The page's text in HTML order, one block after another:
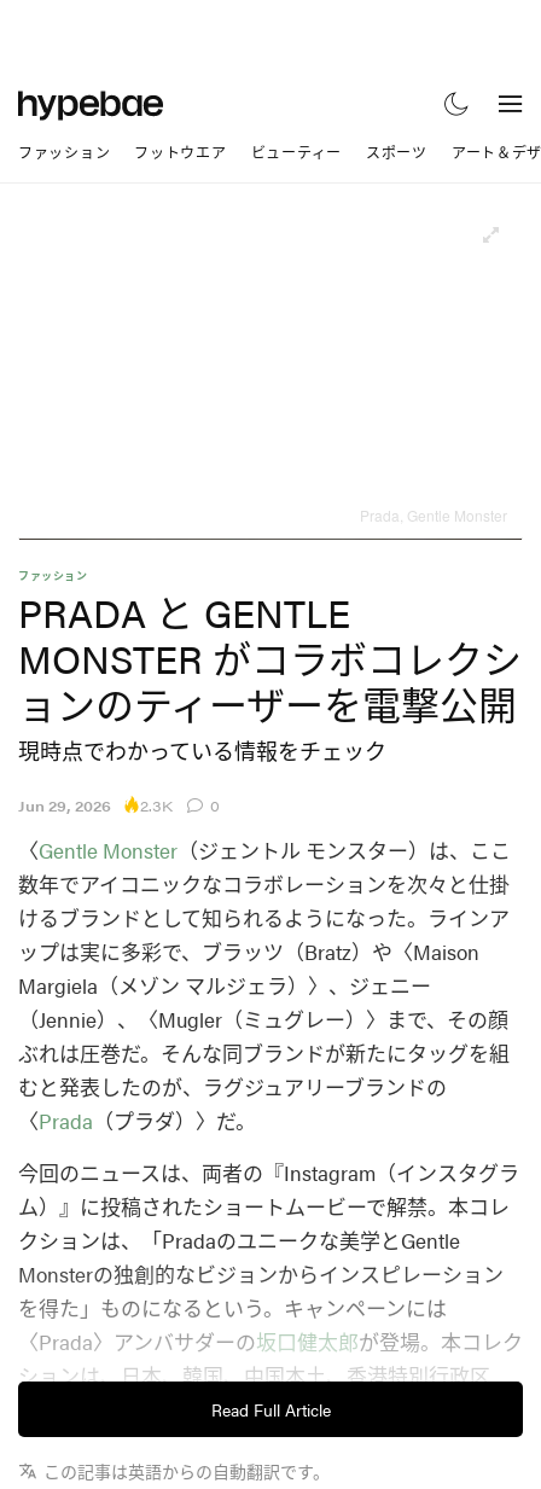
ファッション フットウエア ビューティー スポーツ アート＆デ
Prada, Gentle Monster
ファッション
PRADA と GENTLE
MONSTER がコラボコレクシ
ョンのティーザーを電撃公開
現時点でわかっている情報をチェック
Jun 29, 2026 2.3K 0
〈Gentle Monster （ジェントル モンスター）は、ここ
数年でアイコニックなコラボレーションを次々と仕掛
けるブランドとして知られるようになった。ラインア
ップは実に多彩で、ブラッツ（Bratz）や〈Maison
Margiela（メゾン マルジェラ）〉、ジェニー
（Jennie）、〈Mugler（ミュグレー）〉まで、その顔
ぶれは圧巻だ。そんな同ブランドが新たにタッグを組
むと発表したのが、ラグジュアリーブランドの
〈Prada （プラダ）〉だ。
今回のニュースは、両者の『Instagram（インスタグラ
ム）』に投稿されたショートムービーで解禁。本コレ
クションは、「Pradaのユニークな美学とGentle
Monsterの独創的なビジョンからインスピレーション
を得た」ものになるという。キャンペーンには
〈Prada〉アンバサダーの坂口健太郎が登場。本コレク
ションは、日本、韓国、中国本土、香港特別行政区
で、期間限定で順次リリースされる予定だ。
Read Full Article
この記事は英語からの自動翻訳です。